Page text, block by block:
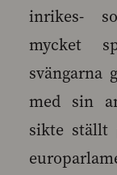
inrikes-
mycket
svängarna
med sin
sikte ställt